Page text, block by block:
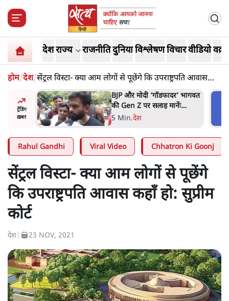
देशराज्य राजनीतिदुनियाविश्लेषणविचारवीडियो
होम/देश/सेंट्रल विस्टा- क्या आम लोगों से पूछेंगे कि उपराष्ट्रपति आवास
कहाँ हो: सुप्रीम कोर्ट
ट्रेंडिंग
ख़बर
BJP और मोदी ‘गॉडफादर’ भागवत
की Gen Z पर सलाह मानेंः
अभिजीत दिपके
5 Min.देश
Rahul Gandhi Viral Video Chhatron Ki Goonj
सेंट्रल विस्टा- क्या आम लोगों से पूछेंगे
कि उपराष्ट्रपति आवास कहाँ हो: सुप्रीम
कोर्ट
देश 23 NOV, 2021